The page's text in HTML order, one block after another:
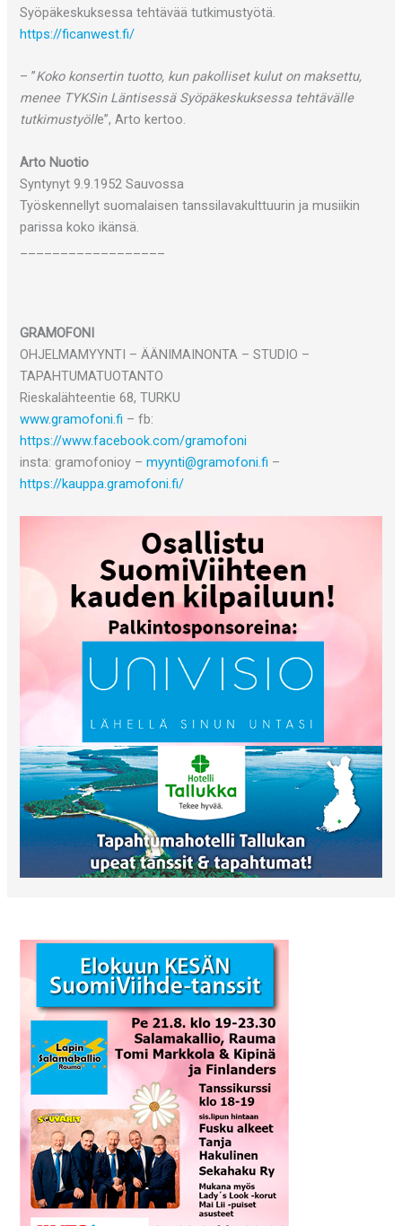
Syöpäkeskuksessa tehtävää tutkimustyötä.
https://ficanwest.fi/
– ”Koko konsertin tuotto, kun pakolliset kulut on maksettu,
menee TYKSin Läntisessä Syöpäkeskuksessa tehtävälle
tutkimustyölle”, Arto kertoo.
Arto Nuotio
Syntynyt 9.9.1952 Sauvossa
Työskennellyt suomalaisen tanssilavakulttuurin ja musiikin
parissa koko ikänsä.
GRAMOFONI
OHJELMAMYYNTI – ÄÄNIMAINONTA – STUDIO –
TAPAHTUMATUOTANTO
Rieskalähteentie 68, TURKU
www.gramofoni.fi – fb:
https://www.facebook.com/gramofoni
insta: gramofonioy –myynti@gramofoni.fi –
https://kauppa.gramofoni.fi/